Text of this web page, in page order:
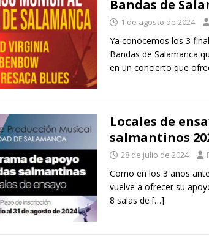
Bandas de
1 de agosto de 2024
Ya conocemos los 3
Bandas de Salamanca
en un concierto que
Locales de
salmantinos
28 de julio de 2024
Como en los 3 años
vuelve a ofrecer su
8 salas de […]